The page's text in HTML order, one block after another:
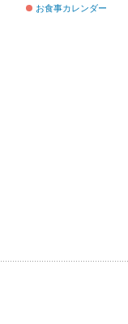
お食事カレンダー